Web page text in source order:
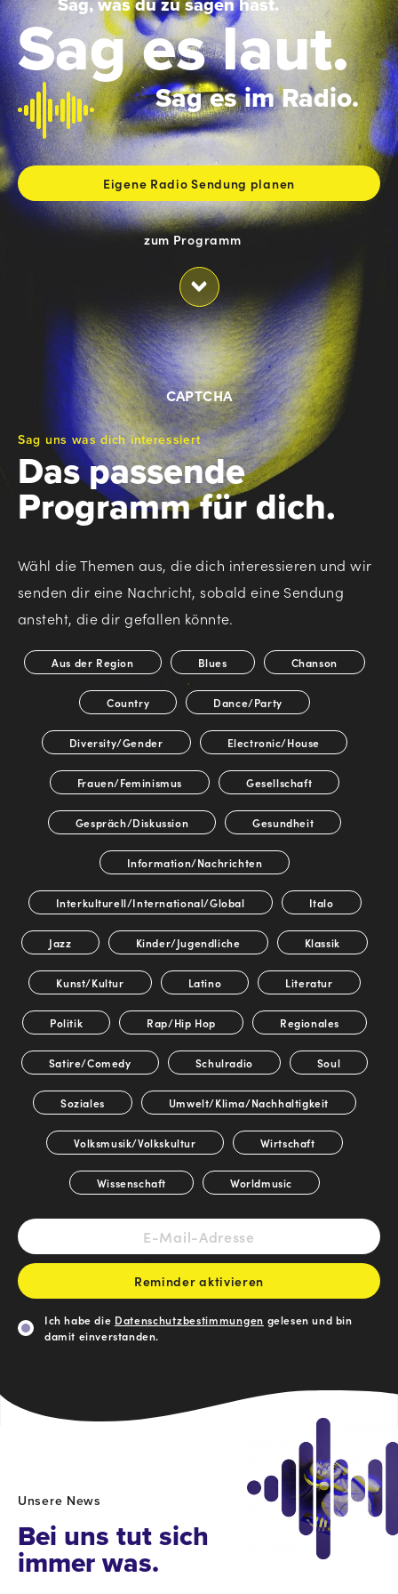
Sag, was du zu sagen hast.
Sag es laut.
Sag es im Radio.
Eigene Radio Sendung planen
Aus der Region Blues Chanson
Country Dance/Party
Diversity/Gender Electronic/House
Frauen/Feminismus Gesellschaft
Gespräch/Diskussion Gesundheit
Information/Nachrichten
Interkulturell/International/Global Italo
Jazz Kinder/Jugendliche Klassik
Kunst/Kultur Latino Literatur
Politik Rap/Hip Hop Regionales
Satire/Comedy Schulradio Soul
Soziales Umwelt/Klima/Nachhaltigkeit
Volksmusik/Volkskultur Wirtschaft
Wissenschaft Worldmusic
Sag uns was dich interessiert
Das passende
Programm für dich.
Wähl die Themen aus, die dich interessieren und wir
senden dir eine Nachricht, sobald eine Sendung
ansteht, die dir gefallen könnte.
E-
Mail-
Adresse *
Reminder aktivieren
Einwilligung
Ich habe die Datenschutzbestimmungen gelesen und bin
damit einverstanden.
CAPTCHA
aktivieren
Unsere News
Bei uns tut sich
immer was.